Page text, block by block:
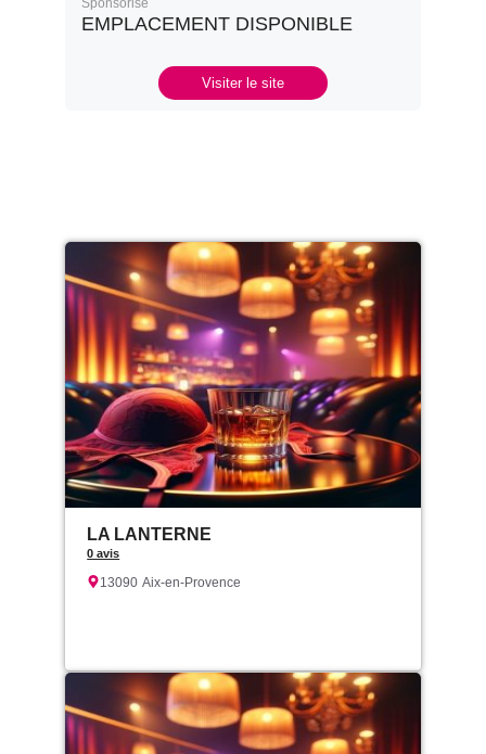
Sponsorisé
EMPLACEMENT DISPONIBLE
Visiter le site
LA LANTERNE
0 avis
13090 Aix-en-Provence